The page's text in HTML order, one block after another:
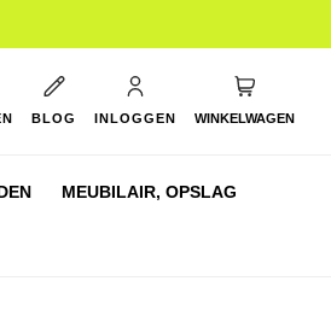
BLOG INLOGGEN WINKELWAGEN
MEUBILAIR, OPSLAG